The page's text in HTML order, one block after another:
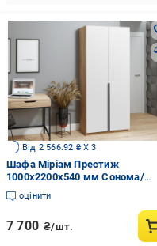
Від 2 566.92 ₴ X 3
Шафа Міріам Престиж
1000x2200x540 мм Сонома/
Білий (20252)
оцінити
7 700 ₴/шт.